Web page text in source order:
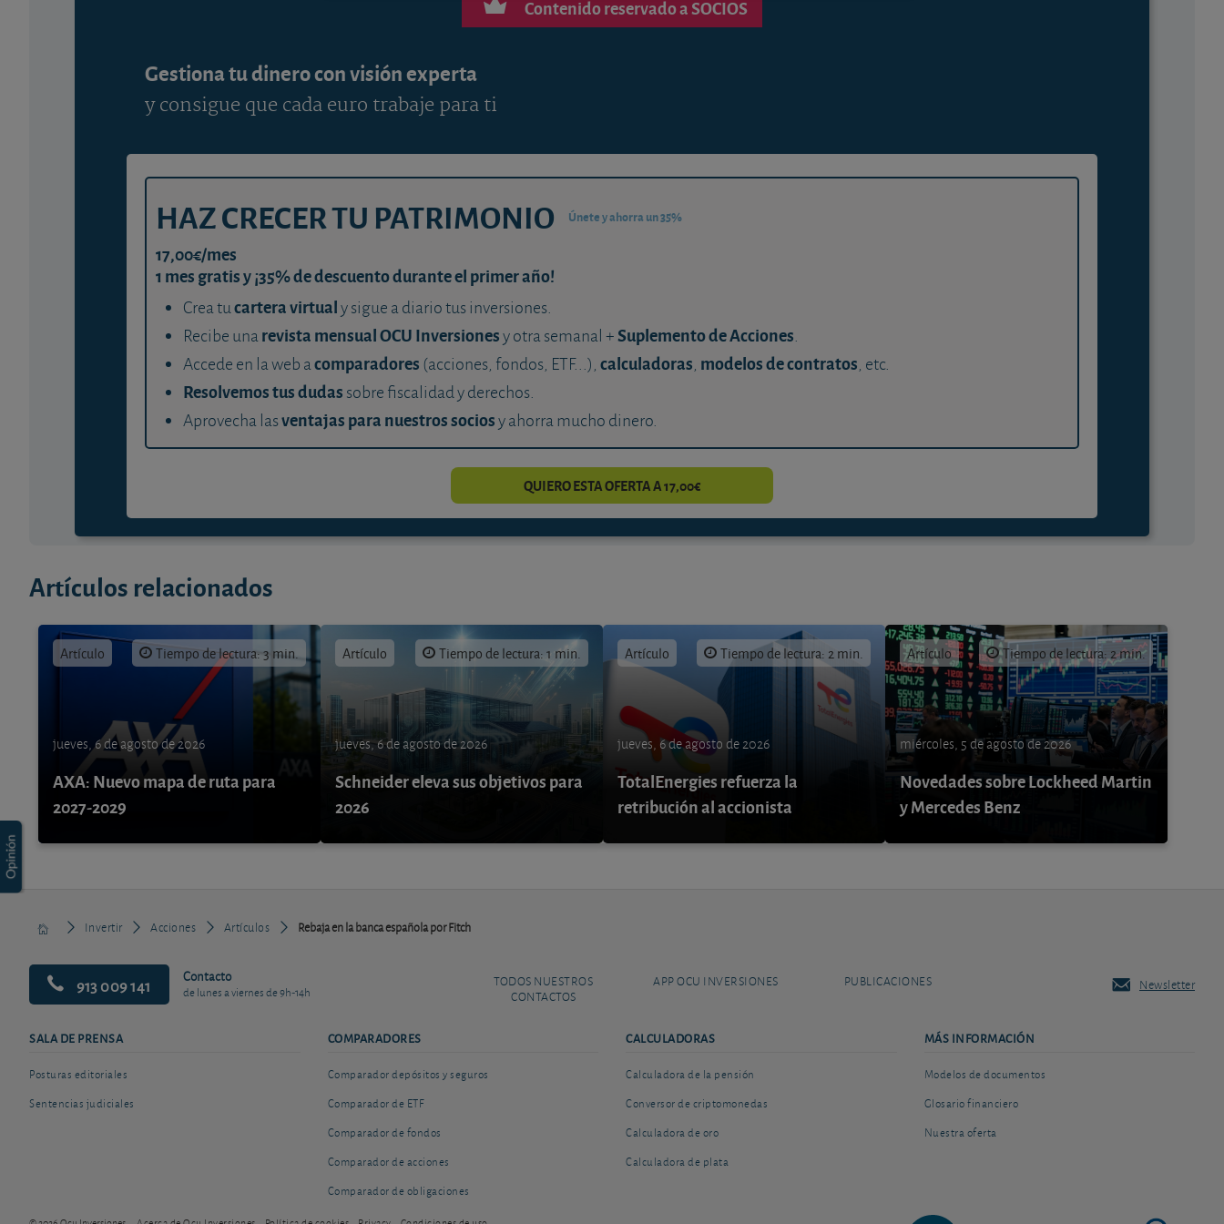
Contenido reservado a SOCIOS
Gestiona tu dinero con visión experta
y consigue que cada euro trabaje para ti
HAZ CRECER TU PATRIMONIO Únete y ahorra un 35%
17,00€/mes
1 mes gratis y ¡35% de descuento durante el primer año!
Crea tucartera virtualy sigue a diario tus inversiones.
Recibe unarevista mensual OCU Inversionesy otra semanal +Suplemento de Acciones.
Accede en la web acomparadores (acciones, fondos, ETF...), calculadoras, modelos de contratos, etc.
Resolvemos tus dudas sobre fiscalidad y derechos.
Aprovecha lasventajas para nuestros sociosy ahorra mucho dinero.
QUIERO ESTA OFERTA A 17,00€
Artículos relacionados
Artículo Tiempo de lectura: 3 min.
jueves, 6 de agosto de 2026
AXA: Nuevo mapa de ruta para
2027-2029
Artículo Tiempo de lectura: 1 min.
jueves, 6 de agosto de 2026
Schneider eleva sus objetivos para
2026
Artículo Tiempo de lectura: 2 min.
jueves, 6 de agosto de 2026
TotalEnergies refuerza la
retribución al accionista
Artículo Tiempo de lectura: 2 min.
miércoles, 5 de agosto de 2026
Novedades sobre Lockheed Martin
y Mercedes Benz
Invertir Acciones Artículos Rebaja en la banca española por Fitch
913 009 141 Contacto
de lunes a viernes de 9h-14h
TODOS NUESTROS
CONTACTOS
APP OCU INVERSIONES PUBLICACIONES Newsletter
SALA DE PRENSA
Posturas editoriales
Sentencias judiciales
COMPARADORES
Comparador depósitos y seguros
Comparador de ETF
Comparador de fondos
Comparador de acciones
Comparador de obligaciones
CALCULADORAS
Calculadora de la pensión
Conversor de criptomonedas
Calculadora de oro
Calculadora de plata
MÁS INFORMACIÓN
Modelos de documentos
Glosario financiero
Nuestra oferta